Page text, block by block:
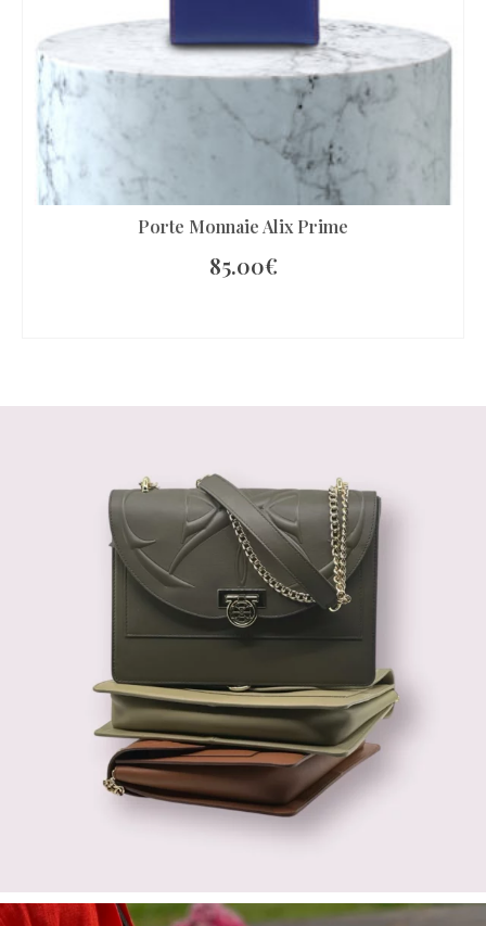
Porte Monnaie Alix Prime
85.00€